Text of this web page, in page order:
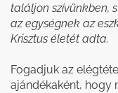
találjon szívünkben,
az egységnek az
Krisztus életét adta.
Fogadjuk az
ajándékaként, hogy